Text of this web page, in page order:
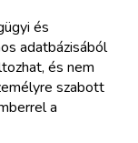
és
adatbázisából
és nem
szabott
a